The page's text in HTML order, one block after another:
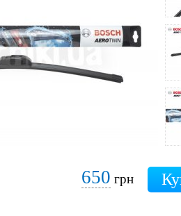
650 грн